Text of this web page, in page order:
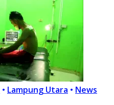
• Lampung Utara • News